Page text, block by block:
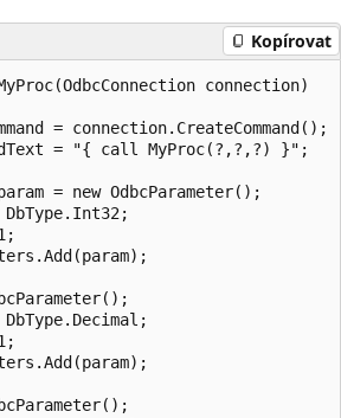
Kopírovat
connection)
= connection.CreateCommand();
= "{ call MyProc(?,?,?) }";
= new OdbcParameter();